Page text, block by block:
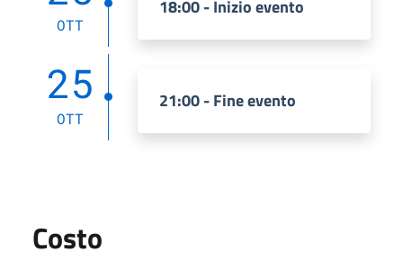
OTT
18:00 - Inizio evento
25
OTT
21:00 - Fine evento
Costo